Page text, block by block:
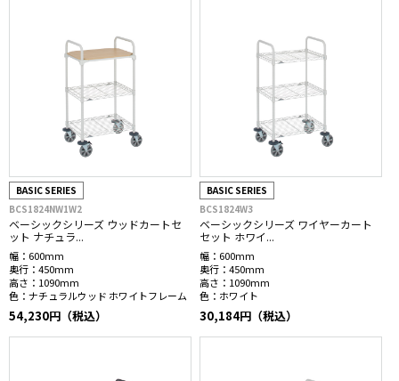
BASIC SERIES
BCS1824NW1W2
ベーシックシリーズ ウッドカートセ
ット ナチュラ...
幅： 600mm
奥行： 450mm
高さ： 1090mm
色： ナチュラルウッド ホワイトフレーム
54,230円（税込）
BASIC SERIES
BCS1824W3
ベーシックシリーズ ワイヤーカート
セット ホワイ...
幅： 600mm
奥行： 450mm
高さ： 1090mm
色： ホワイト
30,184円（税込）